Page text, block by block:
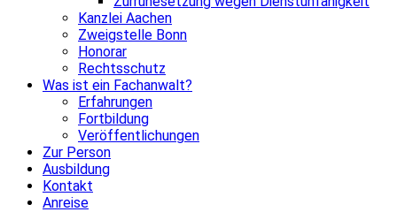
Kanzlei Aachen
Zweigstelle Bonn
Honorar
Rechtsschutz
Was ist ein Fachanwalt?
Erfahrungen
Fortbildung
Veröffentlichungen
Zur Person
Ausbildung
Kontakt
Anreise